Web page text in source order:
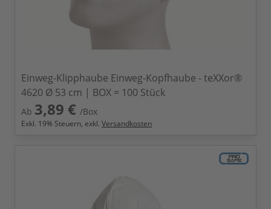
Einweg-Klipphaube Einweg-Kopfhaube - teXXor®
4620 Ø 53 cm | BOX = 100 Stück
Ab 3,89 € /Box
Exkl. 19% Steuern, exkl. Versandkosten